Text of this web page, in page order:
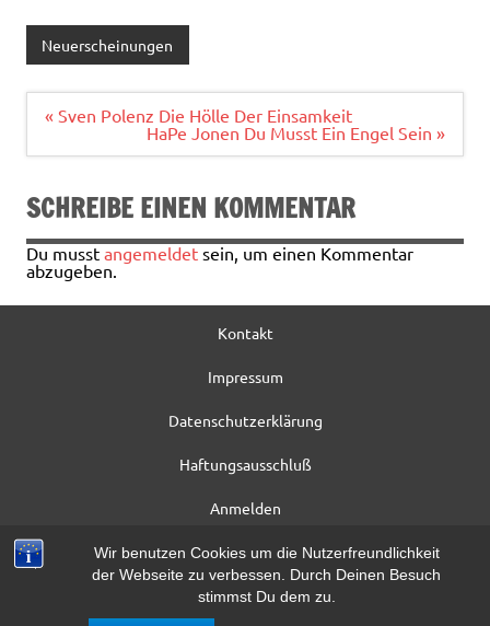
Wir benutzen Cookies um die Nutzerfreundlichkeit
der Webseite zu verbessen. Durch Deinen Besuch
stimmst Du dem zu.
e
b
o
o
k
it
te
r
ai
l
n
Neuerscheinungen
Beitragsnavigation
« Sven Polenz Die Hölle Der Einsamkeit
HaPe Jonen Du Musst Ein Engel Sein »
SCHREIBE EINEN KOMMENTAR
Du musst angemeldet sein, um einen Kommentar
abzugeben.
Kontakt
Impressum
Datenschutzerklärung
Haftungsausschluß
Anmelden
Registrieren
Beitrag*